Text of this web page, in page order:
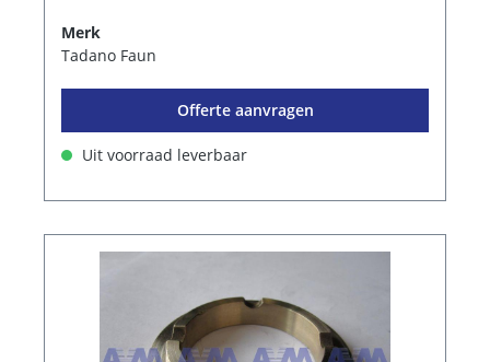
Merk
Tadano Faun
Offerte aanvragen
Uit voorraad leverbaar